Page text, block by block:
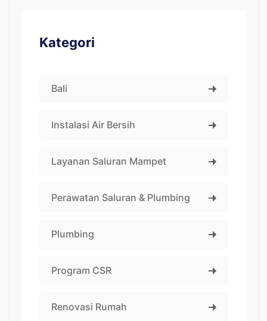
Kategori
Bali
Instalasi Air Bersih
Layanan Saluran Mampet
Perawatan Saluran & Plumbing
Plumbing
Program CSR
Renovasi Rumah